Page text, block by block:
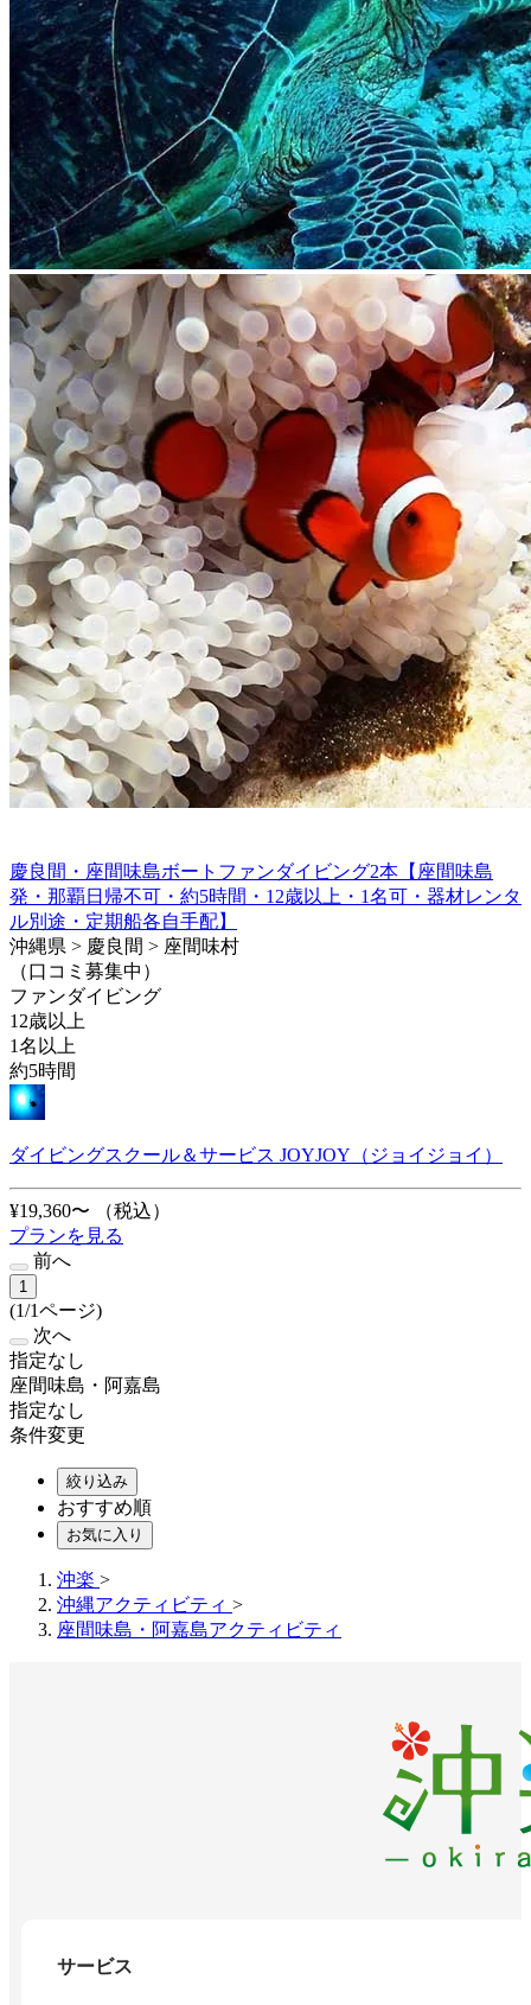
慶良間・座間味島ボートファンダイビング2本【座間味島
発・那覇日帰不可・約5時間・12歳以上・1名可・器材レンタ
ル別途・定期船各自手配】
沖縄県 > 慶良間 > 座間味村
（口コミ募集中）
ファンダイビング
12歳以上
1名以上
約5時間
ダイビングスクール＆サービス JOYJOY（ジョイジョイ）
¥19,360〜
（税込）
プランを見る
前へ
1
(1/1ページ)
次へ
指定なし
座間味島・阿嘉島
指定なし
条件変更
絞り込み
おすすめ順
お気に入り
沖楽 >
沖縄アクティビティ >
座間味島・阿嘉島アクティビティ
サービス